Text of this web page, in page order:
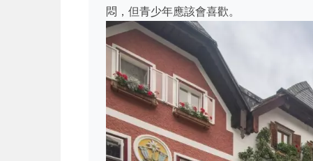
悶，但青少年應該會喜歡。